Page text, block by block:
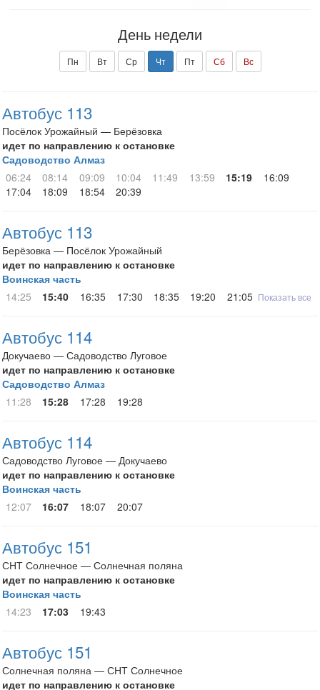
День недели
Пн Вт Ср Чт Пт Сб Вс
Автобус 113
Посёлок Урожайный — Берёзовка
идет по направлению к остановке
Садоводство Алмаз
06:24
08:14 09:09 10:04 11:49 13:59 15:19
16:09
17:04
18:09 18:54 20:39
Автобус 113
Берёзовка — Посёлок Урожайный
идет по направлению к остановке
Воинская часть
14:25
15:40 16:35 17:30 18:35 19:20 21:05 Показать все
Автобус 114
Докучаево — Садоводство Луговое
идет по направлению к остановке
Садоводство Алмаз
11:28
15:28 17:28 19:28
Автобус 114
Садоводство Луговое — Докучаево
идет по направлению к остановке
Воинская часть
12:07
16:07 18:07 20:07
Автобус 151
СНТ Солнечное — Солнечная поляна
идет по направлению к остановке
Воинская часть
14:23
17:03 19:43
Автобус 151
Солнечная поляна — СНТ Солнечное
идет по направлению к остановке